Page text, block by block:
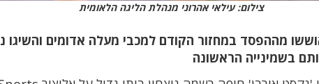
צילום: עילאי אהרוני מנהלת הליגה הלאומית
מההפסד במחזור הקודם למכבי מעלה אדומים והשיגו
בשמינייה הראשונה